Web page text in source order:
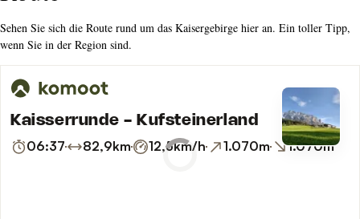
Sehen Sie sich die Route rund um das Kaisergebirge hier an. Ein toller Tipp,
wenn Sie in der Region sind.